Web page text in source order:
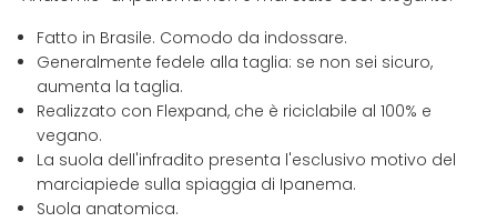
Fatto in Brasile. Comodo da indossare.
Generalmente fedele alla taglia: se non sei sicuro,
aumenta la taglia.
Realizzato con Flexpand, che è riciclabile al 100% e
vegano.
La suola dell'infradito presenta l'esclusivo motivo del
marciapiede sulla spiaggia di Ipanema.
Suola anatomica.